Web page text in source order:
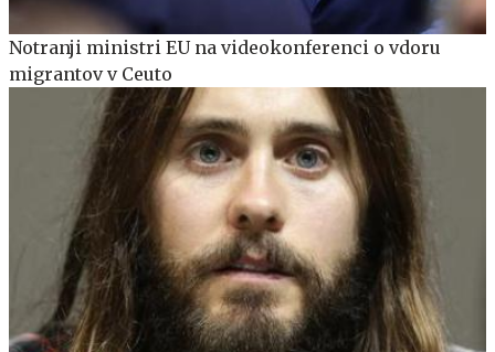
Notranji ministri EU na videokonferenci o vdoru
migrantov v Ceuto